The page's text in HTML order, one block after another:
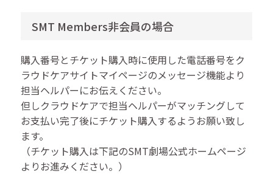
SMT Members非会員の場合
購入番号とチケット購入時に使用した電話番号をク
ラウドケアサイトマイページのメッセージ機能より
担当ヘルパーにお伝えください。
但しクラウドケアで担当ヘルパーがマッチングして
お支払い完了後にチケット購入するようお願い致し
ます。
（チケット購入は下記のSMT劇場公式ホームページ
よりお進みください。）